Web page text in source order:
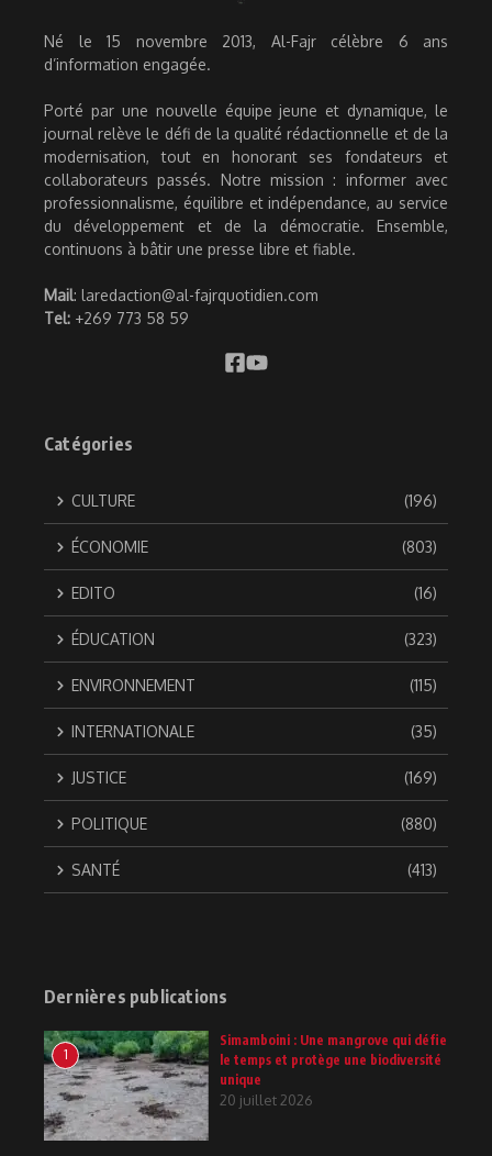
Né le 15 novembre 2013, Al-Fajr célèbre 6 ans
d’information engagée.
Porté par une nouvelle équipe jeune et dynamique, le
journal relève le défi de la qualité rédactionnelle et de la
modernisation, tout en honorant ses fondateurs et
collaborateurs passés. Notre mission : informer avec
professionnalisme, équilibre et indépendance, au service
du développement et de la démocratie. Ensemble,
continuons à bâtir une presse libre et fiable.
Mail: laredaction@al-fajrquotidien.com
Tel: +269 773 58 59
Catégories
CULTURE (196)
ÉCONOMIE (803)
EDITO (16)
ÉDUCATION (323)
ENVIRONNEMENT (115)
INTERNATIONALE (35)
JUSTICE (169)
POLITIQUE (880)
SANTÉ (413)
Dernières publications
1
Simamboini : Une mangrove qui défie
le temps et protège une biodiversité
unique
20 juillet 2026